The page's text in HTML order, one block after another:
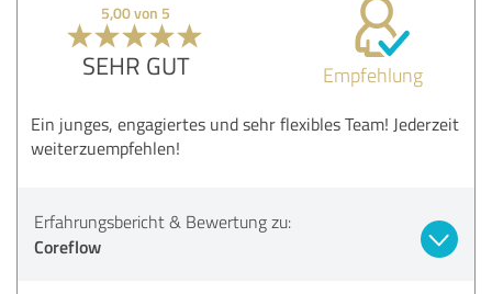
5,00 von 5
SEHR GUT Empfehlung
Ein junges, engagiertes und sehr flexibles Team! Jederzeit
weiterzuempfehlen!
Erfahrungsbericht & Bewertung zu:
Coreflow